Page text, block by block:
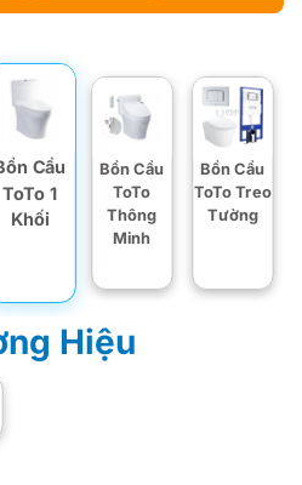
Cầu
ToTo 1
Khối
Bồn Cầu
ToTo
Thông
Minh
Bồn Cầu
ToTo Treo
Tường
Hiệu